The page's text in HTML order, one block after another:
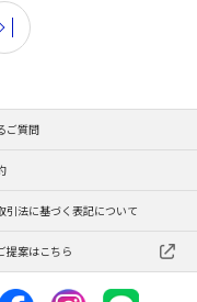
ご質問
引法に基づく表記について
提案はこちら